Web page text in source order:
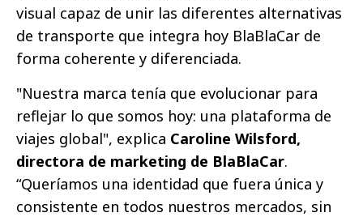
visual capaz de unir las diferentes alternativas
de transporte que integra hoy BlaBlaCar de
forma coherente y diferenciada.
"Nuestra marca tenía que evolucionar para
reflejar lo que somos hoy: una plataforma de
viajes global", explica Caroline Wilsford,
directora de marketing de BlaBlaCar.
“Queríamos una identidad que fuera única y
consistente en todos nuestros mercados, sin